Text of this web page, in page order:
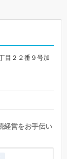
目２２番９号加
経営をお手伝い